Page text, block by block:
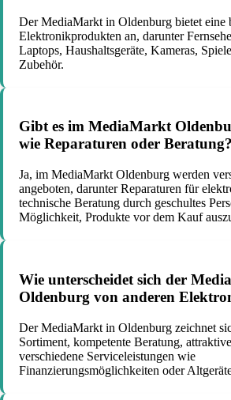
Der MediaMarkt in Oldenburg bietet eine
Elektronikprodukten an, darunter
Laptops, Haushaltsgeräte, Kameras,
Zubehör.
Gibt es im MediaMarkt
wie Reparaturen oder Beratung?
Ja, im MediaMarkt Oldenburg werden
angeboten, darunter Reparaturen für
technische Beratung durch geschultes
Möglichkeit, Produkte vor dem Kauf
Wie unterscheidet sich der
Oldenburg von anderen
Der MediaMarkt in Oldenburg zeichnet
Sortiment, kompetente Beratung,
verschiedene Serviceleistungen wie
Finanzierungsmöglichkeiten oder